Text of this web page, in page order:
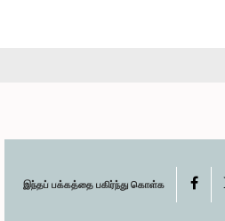
இந்தப் பக்கத்தை பகிர்ந்து கொள்க